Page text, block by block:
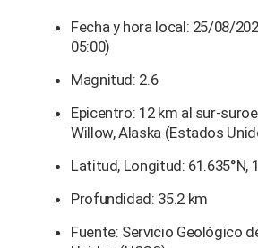
Fecha y hora local: 25/08/
05:00)
Magnitud: 2.6
Epicentro: 12 km al sur-
Willow, Alaska (Estados
Latitud, Longitud: 61.635°N,
Profundidad: 35.2 km
Fuente: Servicio Geológico